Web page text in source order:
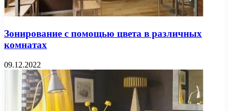
Зонирование с помощью цвета в различных
комнатах
09.12.2022